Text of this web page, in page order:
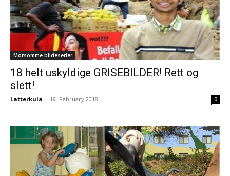
Morsomme bildeserier
18 helt uskyldige GRISEBILDER! Rett og
slett!
Latterkula - 19. February 2018 0